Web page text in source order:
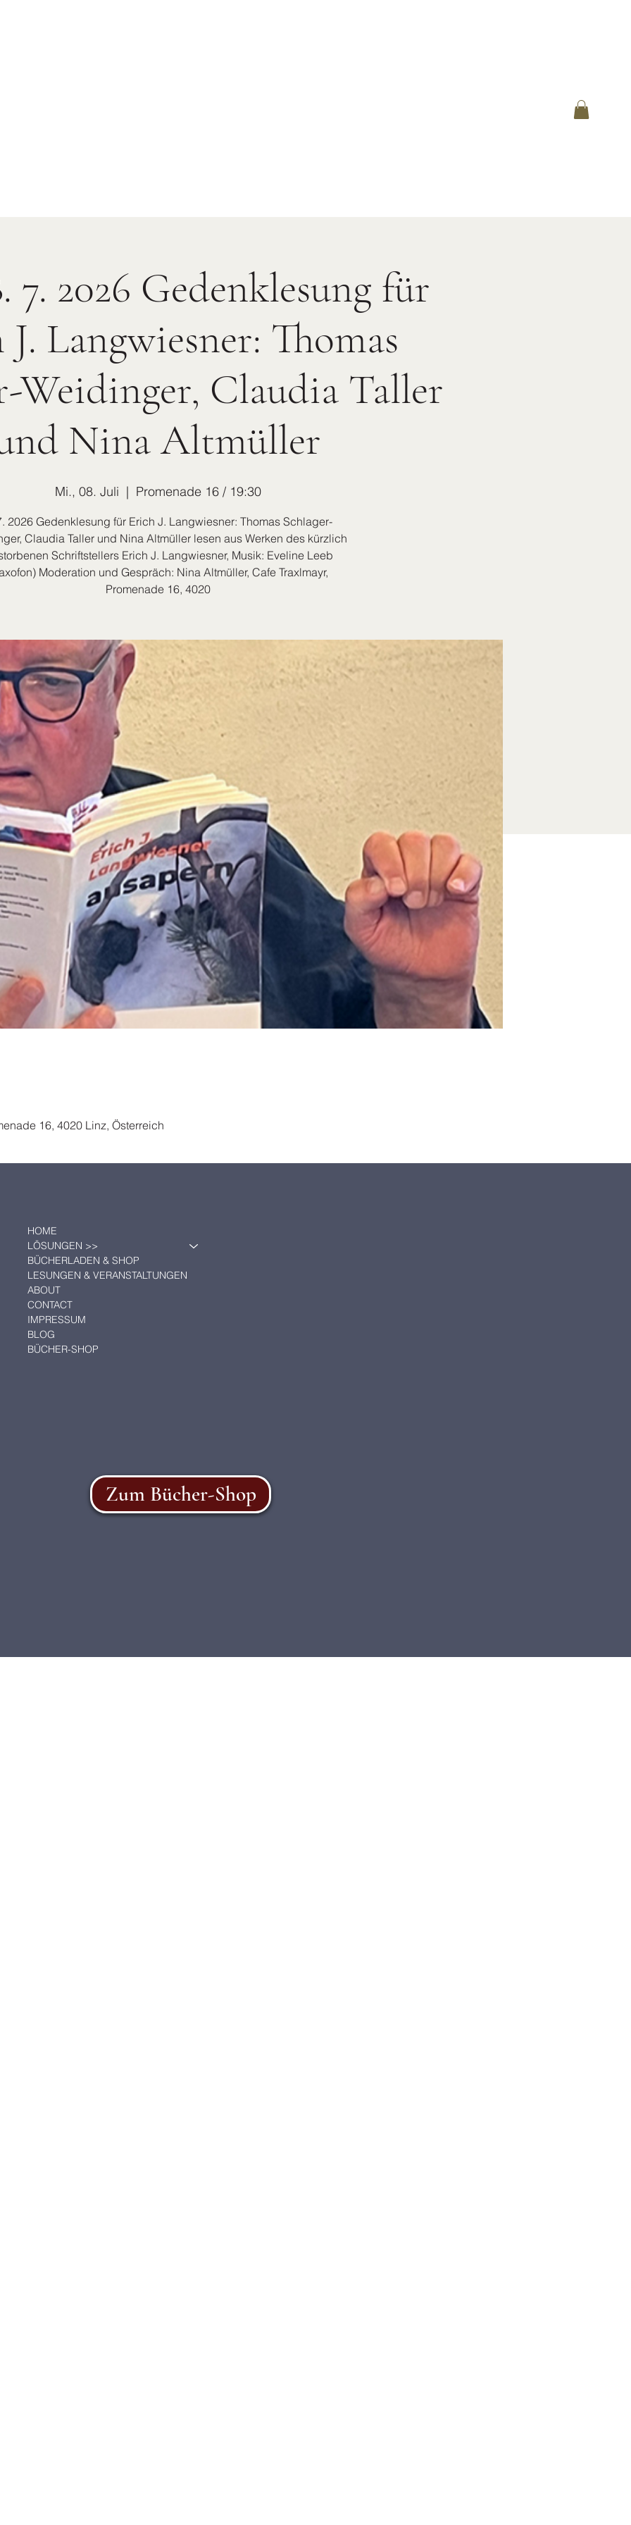
7. 2026 Gedenklesung für
Langwiesner: Thomas
Weidinger, Claudia Taller
Nina Altmüller
Mi., 08. Juli
  |
Promenade 16 / 19:30
2026 Gedenklesung für Erich J. Langwiesner: Thomas Schlager-
Claudia Taller und Nina Altmüller lesen aus Werken des kürzlich
Schriftstellers Erich J. Langwiesner, Musik: Eveline Leeb
Moderation und Gespräch: Nina Altmüller, Cafe Traxlmayr,
Promenade 16, 4020
16, 4020 Linz, Österreich
HOME
LÖSUNGEN >>
BÜCHERLADEN & SHOP
LESUNGEN & VERANSTALTUNGEN
ABOUT
CONTACT
IMPRESSUM
BLOG
BÜCHER-SHOP
Zum Bücher-Shop